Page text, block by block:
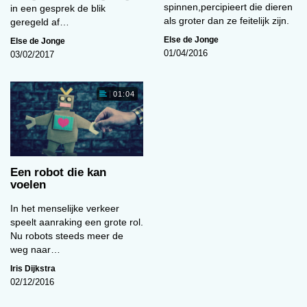
een virtuele ondervrager. Of die al of niet werd
aangestuurd door een onderzoeker werd in het
midden gelaten. Een deel van de proefpersonen
moest de vragen naar waarheid beantwoorden.
Met huidsensoren maten de onderzoekers of de
deelnemers tijdens de ondervraging meer zweet
afscheidden: een autonome fysiologische
reactie bij leugenaars die, naar wordt
aangenomen, voortkomt uit angst ontmaskerd te
worden. Bij de liegende deelnemers die
geloofden dat Brad volledig computergestuurd
was, bleek die leugenachtigheid niet te kunnen
worden afgeleid uit hun zweetproductie. Bij
leugenaars die geloofden dat achter Brad een
levende persoon schuilging, was dat wel het
geval. (EdJ)
in een gesprek de blik
geregeld af…
Else de Jonge
03/02/2017
spinnen,percipieert die dieren
als groter dan ze feitelijk zijn.
Else de Jonge
01/04/2016
01:04
Een robot die kan
voelen
In het menselijke verkeer
speelt aanraking een grote rol.
Nu robots steeds meer de
weg naar…
Iris Dijkstra
02/12/2016